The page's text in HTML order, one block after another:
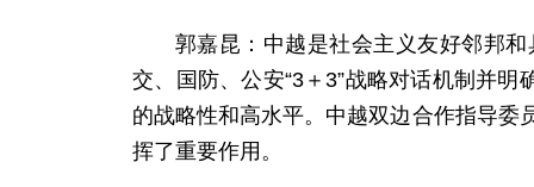
郭嘉昆：中越是社会主义友好邻邦
交、国防、公安“3＋3”战略对话机制并
的战略性和高水平。中越双边合作指导委
挥了重要作用。